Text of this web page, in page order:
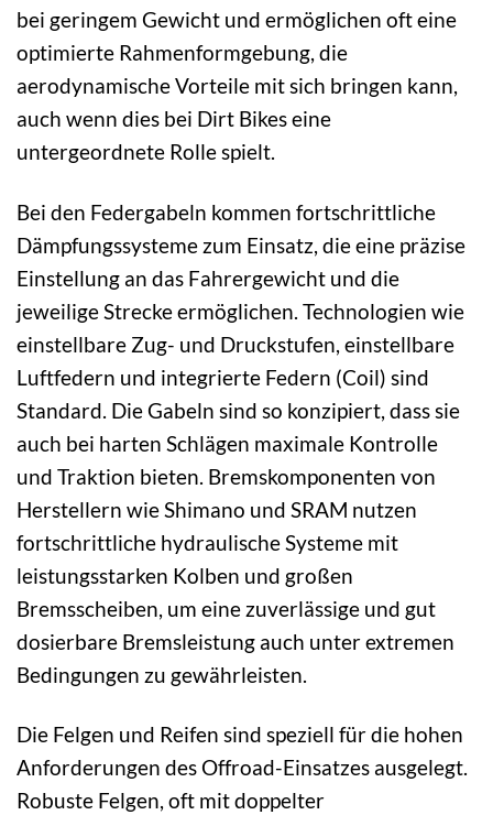
bei geringem Gewicht und ermöglichen oft eine
optimierte Rahmenformgebung, die
aerodynamische Vorteile mit sich bringen kann,
auch wenn dies bei Dirt Bikes eine
untergeordnete Rolle spielt.
Bei den Federgabeln kommen fortschrittliche
Dämpfungssysteme zum Einsatz, die eine präzise
Einstellung an das Fahrergewicht und die
jeweilige Strecke ermöglichen. Technologien wie
einstellbare Zug- und Druckstufen, einstellbare
Luftfedern und integrierte Federn (Coil) sind
Standard. Die Gabeln sind so konzipiert, dass sie
auch bei harten Schlägen maximale Kontrolle
und Traktion bieten. Bremskomponenten von
Herstellern wie Shimano und SRAM nutzen
fortschrittliche hydraulische Systeme mit
leistungsstarken Kolben und großen
Bremsscheiben, um eine zuverlässige und gut
dosierbare Bremsleistung auch unter extremen
Bedingungen zu gewährleisten.
Die Felgen und Reifen sind speziell für die hohen
Anforderungen des Offroad-Einsatzes ausgelegt.
Robuste Felgen, oft mit doppelter